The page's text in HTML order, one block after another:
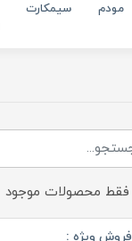
مودم سیمکارت
فقط محصولات موجود
فروش ویژه :